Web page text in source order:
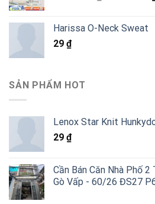
5.484.000 ₫.
Harissa O-Neck Sweat
29 ₫
SẢN PHẨM HOT
Lenox Star Knit
29 ₫
Cần Bán Căn Nhà Phố 2
Gò Vấp - 60/26 ĐS27